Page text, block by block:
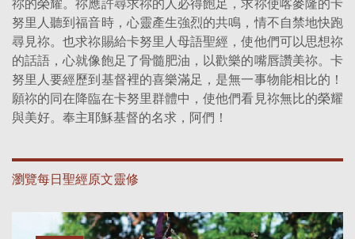
努里人聽到福音時，心靈產生強烈的共鳴，情不自禁地快跑
尋見祢。也求祢賜給卡努里人母語聖經，使他們可以思想祢
的話語，心就像飽足了骨髓肥油，以歡樂的嘴唇讚美祢。卡
努里人要經歷到基督裡的喜樂滿足，是無一事物能相比的！
願祢的同在降臨在卡努里群體中，使他們看見祢無比的榮耀
與美好。奉主耶穌基督的名求，阿們！
瀏覽每日聖經原文靈修